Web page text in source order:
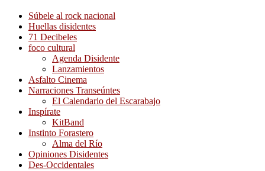
Súbele al rock nacional
Huellas disidentes
71 Decibeles
foco cultural
Agenda Disidente
Lanzamientos
Asfalto Cinema
Narraciones Transeúntes
El Calendario del Escarabajo
Inspírate
KitBand
Instinto Forastero
Alma del Río
Opiniones Disidentes
Des-Occidentales